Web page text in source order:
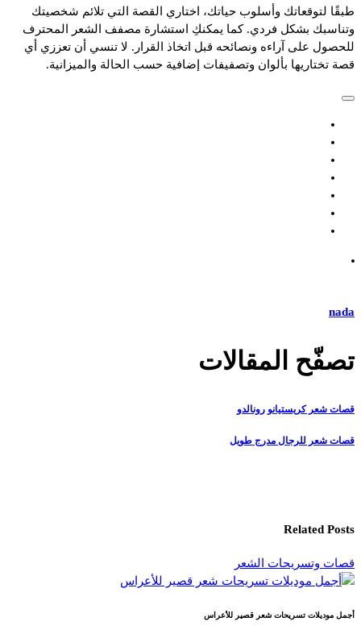
طبقًا لتوقعاتك وأسلوب حياتك، اختاري القصة التي تلائم شخصيتك
وتناسبك بشكل فردي. كما يمكنكِ استشارة مصفف الشعر المحترف
للحصول على آراءه ونصائحه قبل اتخاذ القرار. لا تنسي أن تعززي أي
قصة تختاريها بألوان وتصفيفات إضافية حسب الحالة والميزانية.
nada
تصفّح المقالات
قصات شعر كريستيانو رونالدو
قصات شعر للرجال مدرج طويل
Related Posts
قصات وتسريحات الشعر
أجمل موديلات تسريحات شعر قصير للأعراس